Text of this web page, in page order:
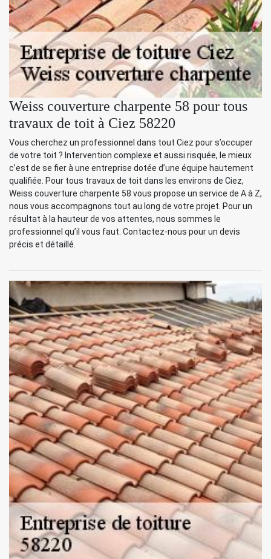
Weiss couverture charpente 58 pour tous
travaux de toit à Ciez 58220
Vous cherchez un professionnel dans tout Ciez pour s’occuper
de votre toit ? Intervention complexe et aussi risquée, le mieux
c’est de se fier à une entreprise dotée d’une équipe hautement
qualifiée. Pour tous travaux de toit dans les environs de Ciez,
Weiss couverture charpente 58 vous propose un service de A à Z,
nous vous accompagnons tout au long de votre projet. Pour un
résultat à la hauteur de vos attentes, nous sommes le
professionnel qu’il vous faut. Contactez-nous pour un devis
précis et détaillé.